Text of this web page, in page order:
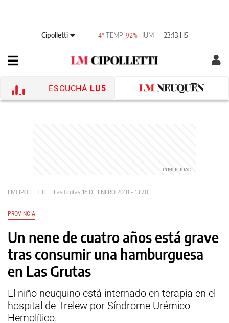
Cipolletti 4° TEMP 92% HUM 23:13 HS
ESCUCHÁ LU5
LMCIPOLLETTI Las Grutas 16 DE ENERO 2018 - 13:20
PROVINCIA
Un nene de cuatro años está grave
tras consumir una hamburguesa
en Las Grutas
El niño neuquino está internado en terapia en el
hospital de Trelew por Síndrome Urémico
Hemolítico.